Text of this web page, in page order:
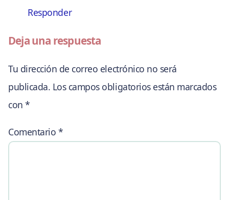
Responder
Deja una respuesta
Tu dirección de correo electrónico no será
publicada. Los campos obligatorios están marcados
con*
Comentario *